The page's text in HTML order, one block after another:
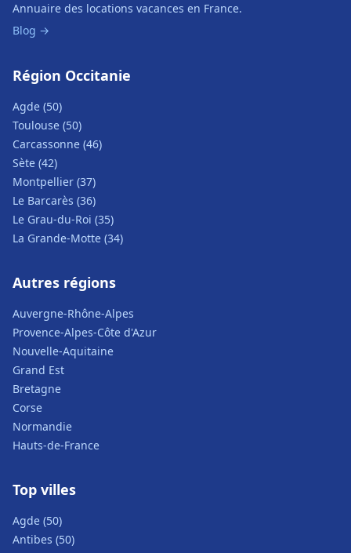
Annuaire des locations vacances en France.
Blog →
Région Occitanie
Agde (50)
Toulouse (50)
Carcassonne (46)
Sète (42)
Montpellier (37)
Le Barcarès (36)
Le Grau-du-Roi (35)
La Grande-Motte (34)
Autres régions
Auvergne-Rhône-Alpes
Provence-Alpes-Côte d'Azur
Nouvelle-Aquitaine
Grand Est
Bretagne
Corse
Normandie
Hauts-de-France
Top villes
Agde (50)
Antibes (50)